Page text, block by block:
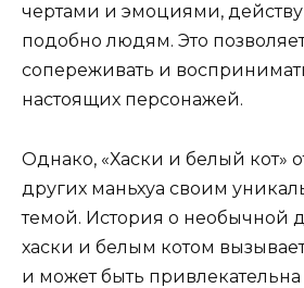
чертами и эмоциями,
подобно людям. Это
сопереживать и
настоящих персонажей.
Однако, «Хаски и белый кот»
других маньхуа своим
темой. История о необычной
хаски и белым котом
и может быть привлекательна